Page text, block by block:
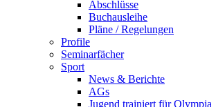
Abschlüsse
Buchausleihe
Pläne / Regelungen
Profile
Seminarfächer
Sport
News & Berichte
AGs
Jugend trainiert für Olympia